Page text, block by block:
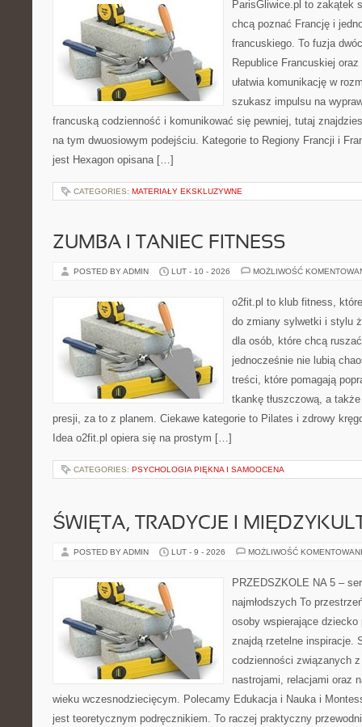
ParisGliwice.pl to zakątek
chcą poznać Francję i
francuskiego. To fuzja
Republice Francuskiej
ułatwia komunikację w
szukasz impulsu na
francuską codzienność i komunikować się pewniej, tutaj
na tym dwuosiowym podejściu. Kategorie to Regiony Francji i
jest Hexagon opisana […]
CATEGORIES: MATERIAŁY EKSKLUZYWNE
ZUMBA I TANIEC FITNESS
POSTED BY ADMIN LUT - 10 - 2026 MOŻLIWOŚĆ
o2fit.pl to klub fitness,
do zmiany sylwetki i stylu
dla osób, które chcą
jednocześnie nie lubią
treści, które pomagają
tkankę tłuszczową, a
presji, za to z planem. Ciekawe kategorie to Pilates i zdrowy
Idea o2fit.pl opiera się na prostym […]
CATEGORIES: PSYCHOLOGIA PIĘKNA I SAMOOCENA
ŚWIĘTA, TRADYCJE I
POSTED BY ADMIN LUT - 9 - 2026 MOŻLIWOŚĆ
PRZEDSZKOLE NA 5 –
najmłodszych To
osoby wspierające
znajdą rzetelne inspiracje.
codzienności związanych
nastrojami, relacjami oraz
wieku wczesnodziecięcym. Polecamy Edukacja i Nauka i
jest teoretycznym podręcznikiem. To raczej praktyczny